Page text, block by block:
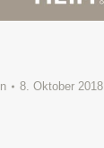
8. Oktober 2018